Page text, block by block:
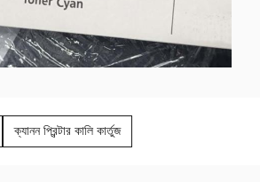
ক্যানন প্রিন্টার কালি কার্তুজ